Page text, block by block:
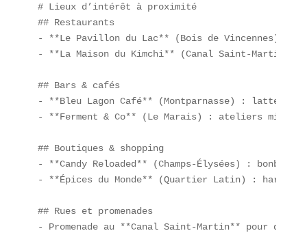
# Lieux d’intérêt à proximité
## Restaurants
- **Le Pavillon du Lac** (Bois de Vincennes) :
- **La Maison du Kimchi** (Canal Saint-
## Bars & cafés
- **Bleu Lagon Café** (Montparnasse) : latte
- **Ferment & Co** (Le Marais) : ateliers miso
## Boutiques & shopping
- **Candy Reloaded** (Champs-Élysées) :
- **Épices du Monde** (Quartier Latin) :
## Rues et promenades
- Promenade au **Canal Saint-Martin** pour